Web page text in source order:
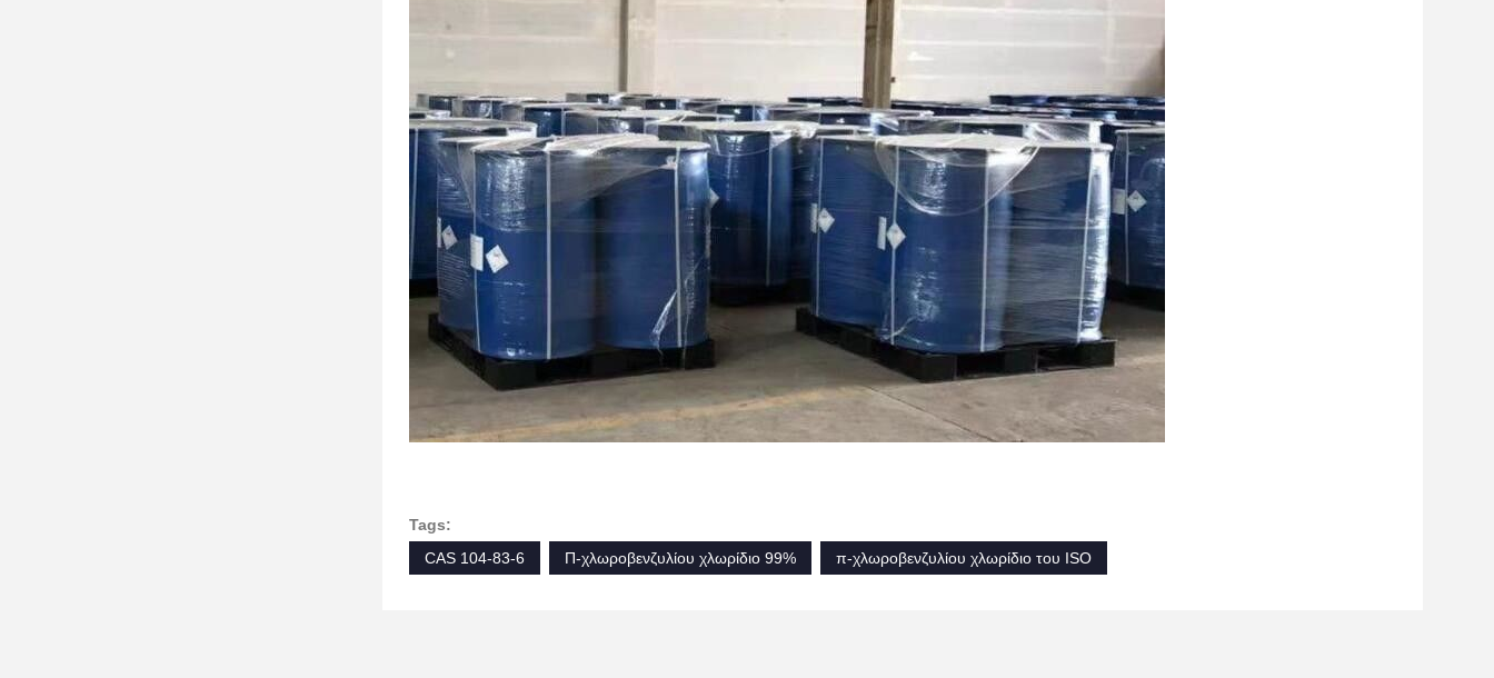
Tags:
CAS 104-83-6
Π-χλωροβενζυλίου χλωρίδιο 99% π-χλωροβενζυλίου χλωρίδιο του ISO